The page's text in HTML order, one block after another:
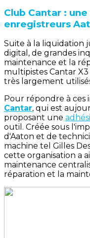
Club Cantar :
enregistreurs
Suite à la liquidation
digital, de grandes
maintenance et la
multipistes Cantar
très largement
Pour répondre à ces
Cantar, qui est
proposant une
outil. Créée sous
d'Aaton et de
machine tel Gilles
cette organisation a
maintenance
réparation et la